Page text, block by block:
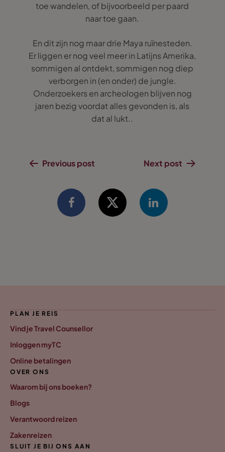
toe wandelen, of bijvoorbeeld per paard
naar toe gaan.
En dit zijn nog maar drie Maya ruïnesteden.
Er liggen er nog veel meer in Latijns Amerika,
sommigen al ontdekt, sommigen nog diep
verborgen in (en onder) de jungle.
Onderzoekers en archeologen blijven nog
jaren bezig voordat alles gevonden is, als
dat al lukt..
Previous post Next post
PLAN JE REIS
Vind je Travel Counsellor
Inloggen myTC
Online betalingen
OVER ONS
Waarom bij ons boeken?
Blogs
Verantwoord reizen
Zakenreizen
SLUIT JE BIJ ONS AAN